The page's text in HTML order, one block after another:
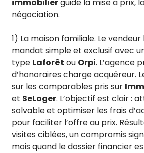
immobilierguide la mise à prix,
négociation.
1) La maison familiale. Le
mandat simple et exclusif avec
type Laforêt ou Orpi. L’agence
d’honoraires charge acquéreur.
sur les comparables pris sur
et SeLoger. L’objectif est clair :
solvable et optimiser les frais
pour faciliter l’offre au prix.
visites ciblées, un compromis
mois quand le dossier financier